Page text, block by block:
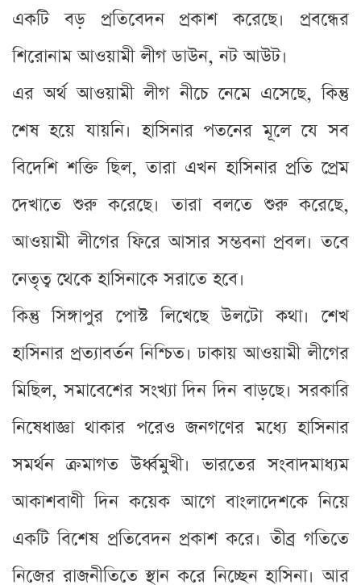
একটি বড় প্রতিবেদন প্রকাশ করেছে। প্রবন্ধের
শিরোনাম আওয়ামী লীগ ডাউন, নট আউট।
এর অর্থ আওয়ামী লীগ নীচে নেমে এসেছে, কিন্তু
শেষ হয়ে যায়নি। হাসিনার পতনের মূলে যে সব
বিদেশি শক্তি ছিল, তারা এখন হাসিনার প্রতি প্রেম
দেখাতে শুরু করেছে। তারা বলতে শুরু করেছে,
আওয়ামী লীগের ফিরে আসার সম্ভবনা প্রবল। তবে
নেতৃত্ব থেকে হাসিনাকে সরাতে হবে।
কিন্তু সিঙ্গাপুর পোস্ট লিখেছে উলটো কথা। শেখ
হাসিনার প্রত্যাবর্তন নিশ্চিত। ঢাকায় আওয়ামী লীগের
মিছিল, সমাবেশের সংখ্যা দিন দিন বাড়ছে। সরকারি
নিষেধাজ্ঞা থাকার পরেও জনগণের মধ্যে হাসিনার
সমর্থন ক্রমাগত উর্ধ্বমুখী। ভারতের সংবাদমাধ্যম
আকাশবাণী দিন কয়েক আগে বাংলাদেশকে নিয়ে
একটি বিশেষ প্রতিবেদন প্রকাশ করে। তীব্র গতিতে
নিজের রাজনীতিতে স্থান করে নিচ্ছেন হাসিনা। আর